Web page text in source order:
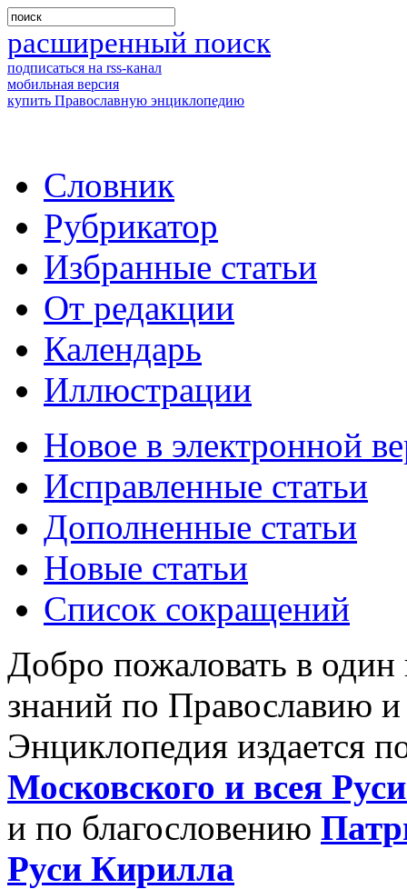
расширенный поиск
подписаться на rss-канал
мобильная версия
купить Православную энциклопедию
Словник
Рубрикатор
Избранные статьи
От редакции
Календарь
Иллюстрации
Новое в электронной
Исправленные статьи
Дополненные статьи
Новые статьи
Список сокращений
Добро пожаловать в
знаний по Православию
Энциклопедия издается
Московского и всея
и по благословению
Руси Кирилла